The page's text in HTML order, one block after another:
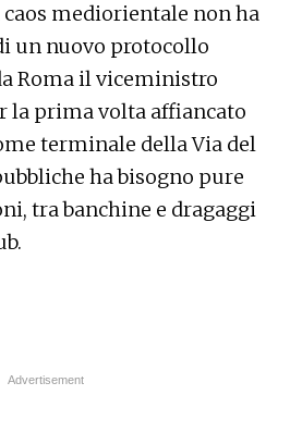
caos mediorientale non ha
un nuovo protocollo
Roma il viceministro
la prima volta affiancato
terminale della Via del
ha bisogno pure
tra banchine e dragaggi